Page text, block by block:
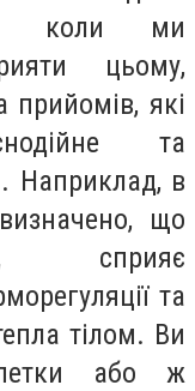
коли ми
цьому,
прийомів, які
та
Наприклад, в
що
сприяє
та
тілом. Ви
або ж